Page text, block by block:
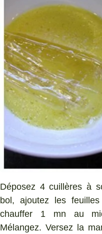
Déposez 4 cuillères à
bol, ajoutez les
chauffer 1 mn au
Mélangez. Versez la